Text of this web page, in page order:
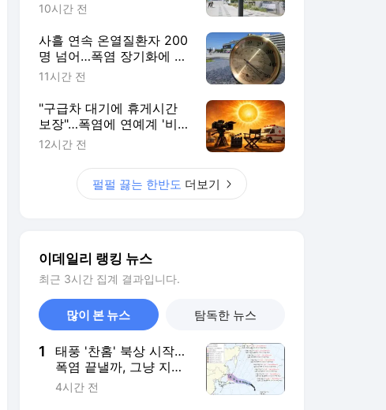
10시간 전
사흘 연속 온열질환자 200
명 넘어…폭염 장기화에 누
적 2665명
11시간 전
"구급차 대기에 휴게시간
보장"…폭염에 연예계 '비상
태세'(종합)
12시간 전
펄펄 끓는 한반도 더보기
이데일리 랭킹 뉴스
최근 3시간 집계 결과입니다.
많이 본 뉴스 탐독한 뉴스
1
태풍 '찬홈' 북상 시작…
폭염 끝낼까, 그냥 지나
갈까
4시간 전